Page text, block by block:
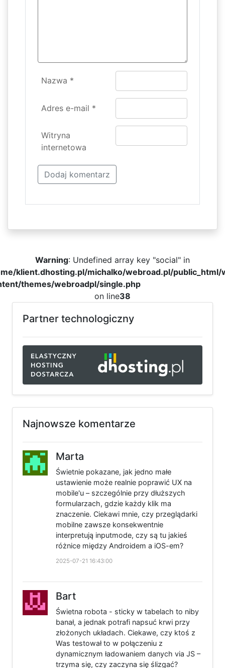
Nazwa *
Adres e-mail *
Witryna
internetowa
Warning: Undefined array key "social" in
klient.dhosting.pl/michalko/webroad.pl/public_html/
themes/webroadpl/single.php
on line38
Partner technologiczny
Najnowsze komentarze
Marta
Świetnie pokazane, jak jedno małe
ustawienie może realnie poprawić UX na
mobile'u – szczególnie przy dłuższych
formularzach, gdzie każdy klik ma
znaczenie. Ciekawi mnie, czy przeglądarki
mobilne zawsze konsekwentnie
interpretują inputmode, czy są tu jakieś
różnice między Androidem a iOS-em?
2025-07-21 16:43:00
Bart
Świetna robota - sticky w tabelach to niby
banał, a jednak potrafi napsuć krwi przy
złożonych układach. Ciekawe, czy ktoś z
Was testował to w połączeniu z
dynamicznym ładowaniem danych via JS –
trzyma się, czy zaczyna się ślizgać?